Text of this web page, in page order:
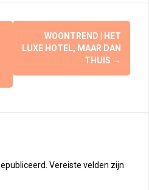
WOONTREND | HET
LUXE HOTEL, MAAR DAN
THUIS →
Vereiste velden zijn